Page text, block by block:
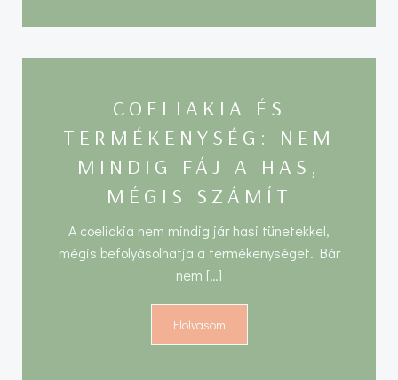
COELIAKIA ÉS
TERMÉKENYSÉG: NEM
MINDIG FÁJ A HAS,
MÉGIS SZÁMÍT
A coeliakia nem mindig jár hasi tünetekkel,
mégis befolyásolhatja a termékenységet. Bár
nem […]
Elolvasom